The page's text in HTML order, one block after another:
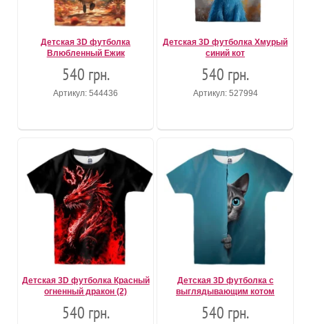
Детская 3D футболка
Влюбленный Ежик
540 грн.
Артикул: 544436
Детская 3D футболка Хмурый
синий кот
540 грн.
Артикул: 527994
Детская 3D футболка Красный
огненный дракон (2)
540 грн.
Детская 3D футболка с
выглядывающим котом
540 грн.